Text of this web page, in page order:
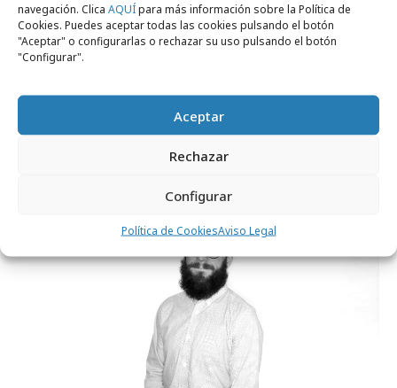
navegación. Clica AQUÍpara más información sobre la Política de
Cookies. Puedes aceptar todas las cookies pulsando el botón
"Aceptar" o configurarlas o rechazar su uso pulsando el botón
"Configurar".
Aceptar
Rechazar
Configurar
Política de CookiesAviso Legal
SunMedia ficha a Juan Manuel Parra para
dirigir la programática